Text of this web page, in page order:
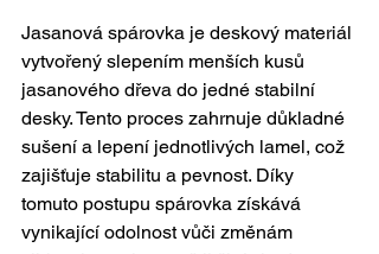
Jasanová spárovka je deskový materiál
vytvořený slepením menších kusů
jasanového dřeva do jedné stabilní
desky. Tento proces zahrnuje důkladné
sušení a lepení jednotlivých lamel, což
zajišťuje stabilitu a pevnost. Díky
tomuto postupu spárovka získává
vynikající odolnost vůči změnám